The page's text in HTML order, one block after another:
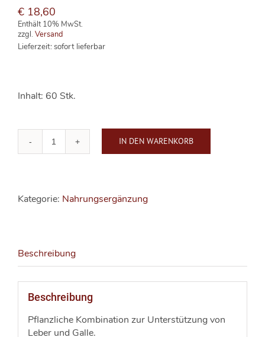
€ 18,60
Enthält 10% MwSt.
zzgl. Versand
Lieferzeit: sofort lieferbar
Inhalt: 60 Stk.
Leber
Menge
IN DEN WARENKORB
Kategorie: Nahrungsergänzung
Beschreibung
Beschreibung
Pflanzliche Kombination zur Unterstützung von
Leber und Galle.